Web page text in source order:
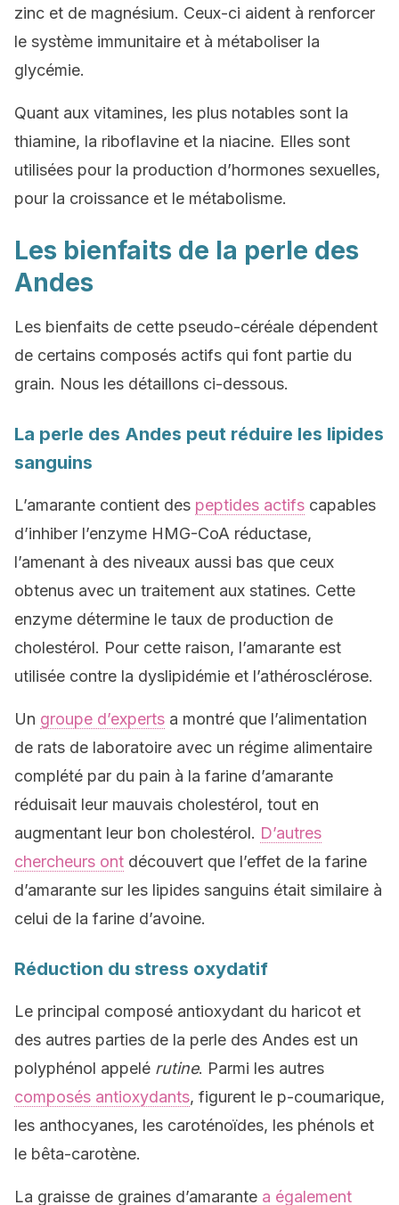
zinc et de magnésium. Ceux-ci aident à renforcer
le système immunitaire et à métaboliser la
glycémie.
Quant aux vitamines, les plus notables sont la
thiamine, la riboflavine et la niacine. Elles sont
utilisées pour la production d’hormones sexuelles,
pour la croissance et le métabolisme.
Les bienfaits de la perle des
Andes
Les bienfaits de cette pseudo-céréale dépendent
de certains composés actifs qui font partie du
grain. Nous les détaillons ci-dessous.
La perle des Andes peut réduire les lipides
sanguins
L’amarante contient des peptides actifs capables
d’inhiber l’enzyme HMG-CoA réductase,
l’amenant à des niveaux aussi bas que ceux
obtenus avec un traitement aux statines. Cette
enzyme détermine le taux de production de
cholestérol. Pour cette raison, l’amarante est
utilisée contre la dyslipidémie et l’athérosclérose.
Un groupe d’experts a montré que l’alimentation
de rats de laboratoire avec un régime alimentaire
complété par du pain à la farine d’amarante
réduisait leur mauvais cholestérol, tout en
augmentant leur bon cholestérol. D’autres
chercheurs ont découvert que l’effet de la farine
d’amarante sur les lipides sanguins était similaire à
celui de la farine d’avoine.
Réduction du stress oxydatif
Le principal composé antioxydant du haricot et
des autres parties de la perle des Andes est un
polyphénol appelé rutine. Parmi les autres
composés antioxydants, figurent le p-coumarique,
les anthocyanes, les caroténoïdes, les phénols et
le bêta-carotène.
La graisse de graines d’amarante a également